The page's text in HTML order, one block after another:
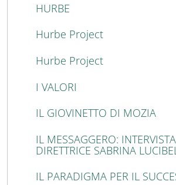
HURBE
Hurbe Project
Hurbe Project
I VALORI
IL GIOVINETTO DI MOZIA
IL MESSAGGERO:
DIRETTRICE SABRINA
IL PARADIGMA PER IL